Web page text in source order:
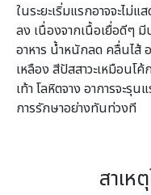
ในระยะเริ่มแรกอาจจะไม่
ลง เนื่องจากเนื้อเยื่อดีๆ
อาหาร น้ำหนักลด คลื่นไส้
เหลือง สีปัสสาวะเหมือน
เท้า โลหิตจาง อาการจะรุ
การรักษาอย่างทันท่วงที
สาเห